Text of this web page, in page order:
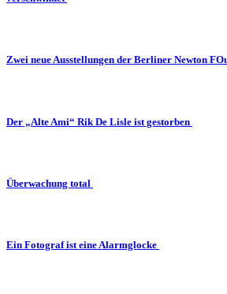
Zwei neue Ausstellungen der Berliner Newton
Der „Alte Ami“ Rik De Lisle ist gestorben
Überwachung total
Ein Fotograf ist eine Alarmglocke